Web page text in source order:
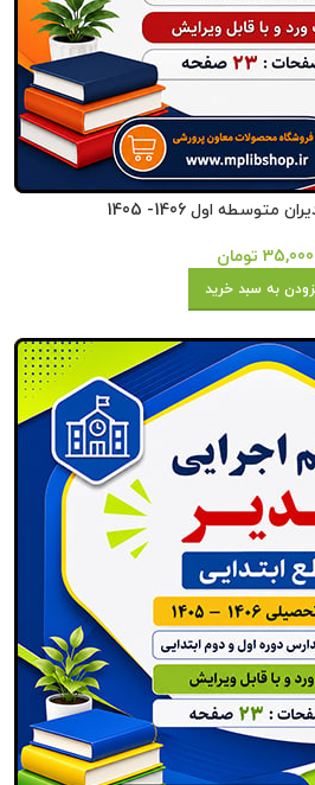
اول 1406- 1405
35,000 تومان
به سبد خرید